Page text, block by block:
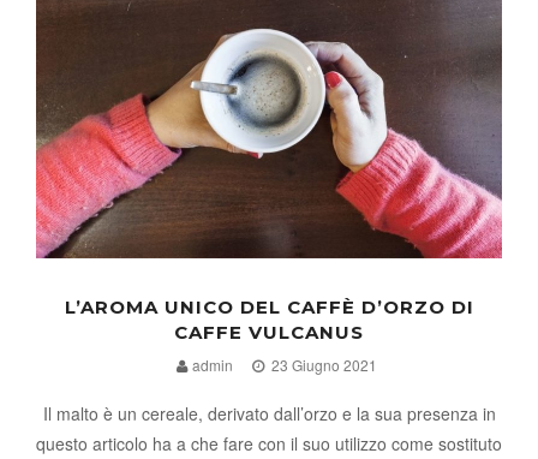
L’AROMA UNICO DEL CAFFÈ D’ORZO DI
CAFFE VULCANUS
admin 23 Giugno 2021
Il malto è un cereale, derivato dall’orzo e la sua presenza in
questo articolo ha a che fare con il suo utilizzo come sostituto